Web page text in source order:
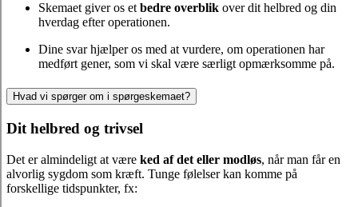
Skemaet giver os etbedre overblik over dit helbred og din
hverdag efter operationen.
Dine svar hjælper os med at vurdere, om operationen har
medført gener, som vi skal være særligt opmærksomme på.
Hvad vi spørger om i spørgeskemaet?
Dit helbred og trivsel
Det er almindeligt at være ked af det eller modløs, når man får en
alvorlig sygdom som kræft. Tunge følelser kan komme på
forskellige tidspunkter, fx: